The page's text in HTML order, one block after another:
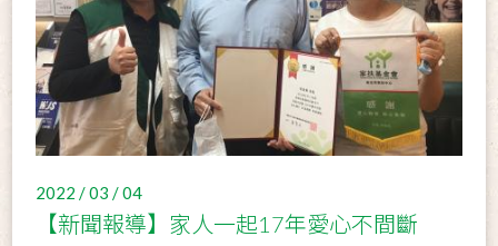
2022 / 03 / 04
【新聞報導】家人一起17年愛心不間斷